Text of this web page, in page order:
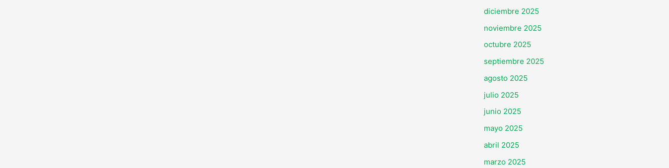
diciembre 2025
noviembre 2025
octubre 2025
septiembre 2025
agosto 2025
julio 2025
junio 2025
mayo 2025
abril 2025
marzo 2025